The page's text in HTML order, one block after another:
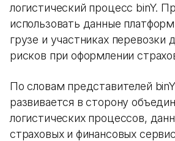
логистический процесс binY.
использовать данные
грузе и участниках перевозки
рисков при оформлении
По словам представителей
развивается в сторону
логистических процессов,
страховых и финансовых